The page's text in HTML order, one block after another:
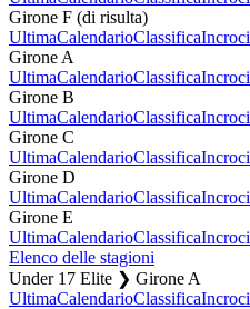
Girone F (di risulta)
UltimaCalendarioClassificaIncroci
Girone A
UltimaCalendarioClassificaIncroci
Girone B
UltimaCalendarioClassificaIncroci
Girone C
UltimaCalendarioClassificaIncroci
Girone D
UltimaCalendarioClassificaIncroci
Girone E
UltimaCalendarioClassificaIncroci
Elenco delle stagioni
Under 17 Elite ❯ Girone A
UltimaCalendarioClassificaIncroci